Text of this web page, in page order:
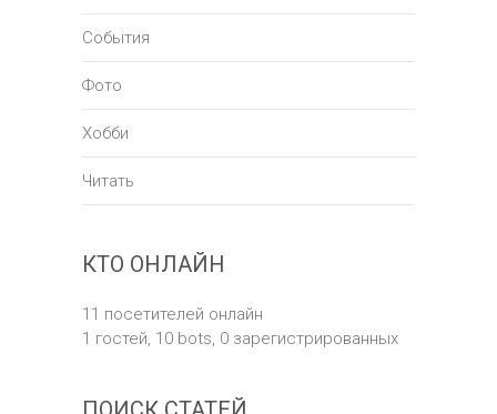
События
Фото
Хобби
Читать
КТО ОНЛАЙН
11 посетителей онлайн
1 гостей, 10 bots, 0 зарегистрированных